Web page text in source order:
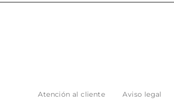
Atención al cliente Aviso legal